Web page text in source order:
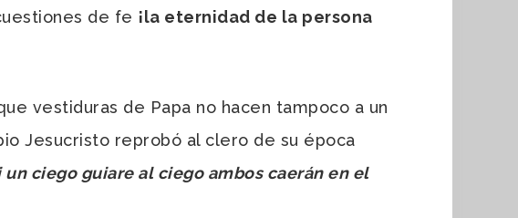
de fe ¡la eternidad de la persona
vestiduras de Papa no hacen tampoco a un
Jesucristo reprobó al clero de su época
un ciego guiare al ciego ambos caerán en el